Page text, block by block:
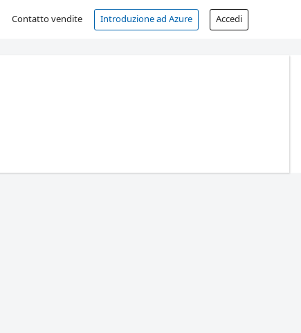
Contatto vendite Introduzione ad Azure Accedi